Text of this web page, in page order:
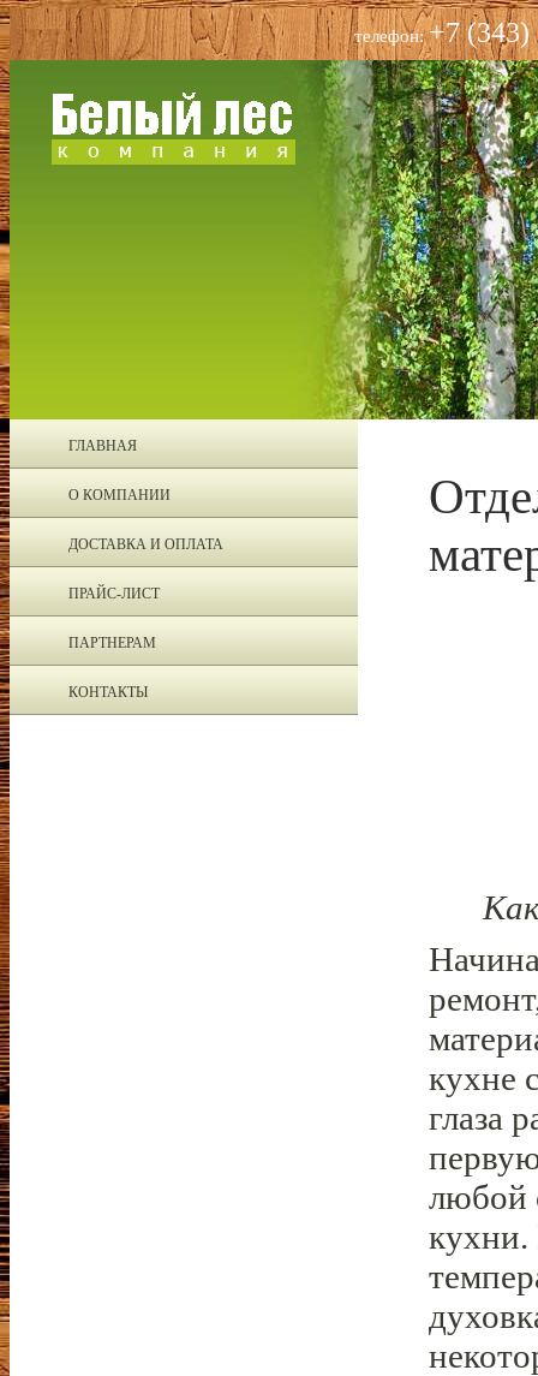
телефон:+7 (343)
ГЛАВНАЯ
О КОМПАНИИ
ДОСТАВКА И ОПЛАТА
ПРАЙС-ЛИСТ
ПАРТНЕРАМ
КОНТАКТЫ
кухне
глаза
любой
кухни.